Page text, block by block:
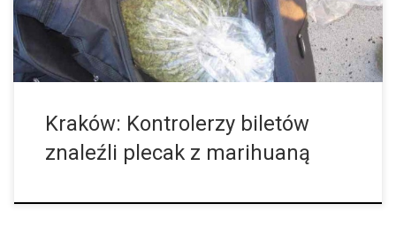
Kraków: Kontrolerzy biletów
znaleźli plecak z marihuaną